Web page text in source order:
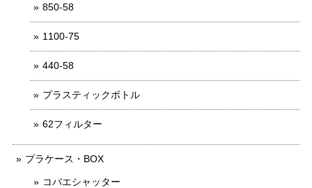
850-58
1100-75
440-58
プラスティックボトル
62フィルター
プラケース・BOX
コバエシャッター